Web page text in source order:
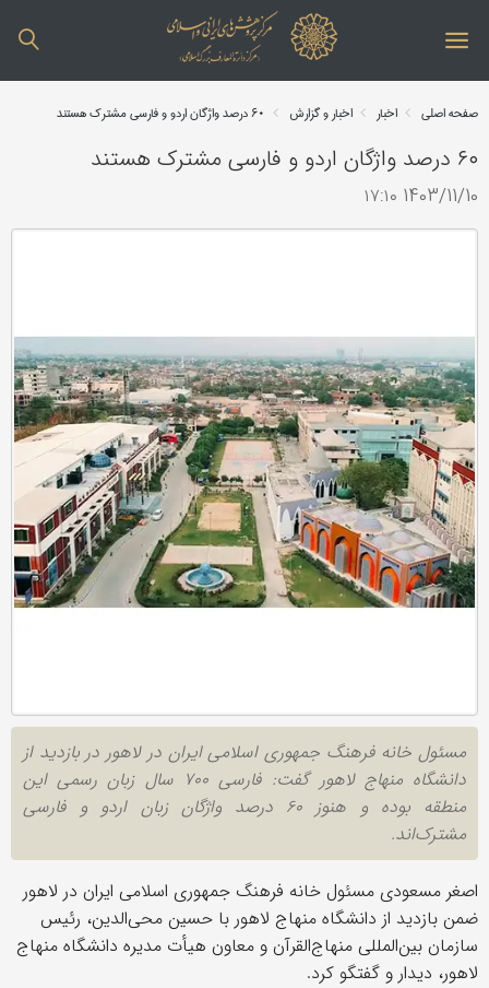
صفحه اصلی اخبار اخبار و گزارش ۶۰ درصد واژگان اردو و فارسی مشترک هستند
۶۰ درصد واژگان اردو و فارسی مشترک هستند
1403/11/10 ۱۷:۱۰
مسئول خانه فرهنگ جمهوری اسلامی ایران در لاهور در بازدید از
دانشگاه منهاج لاهور گفت: فارسی ۷۰۰ سال زبان رسمی این
منطقه بوده و هنوز ۶۰ درصد واژگان زبان اردو و فارسی
مشترک‌اند.
اصغر مسعودی مسئول خانه فرهنگ جمهوری اسلامی ایران در لاهور
ضمن بازدید از دانشگاه منهاج لاهور با حسین محی‌الدین، رئیس
سازمان بین‌المللی منهاج‌القرآن و معاون هیأت مدیره دانشگاه منهاج
لاهور، دیدار و گفتگو کرد.